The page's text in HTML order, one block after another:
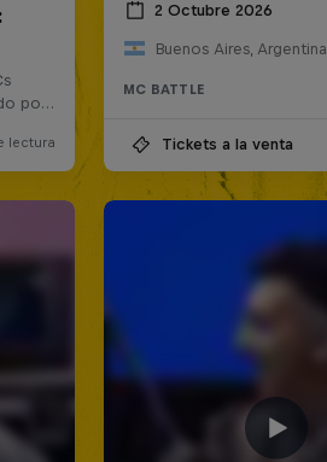
2 Octubre 2026
Buenos Aires, Argentina
MC BATTLE
Tickets a la venta